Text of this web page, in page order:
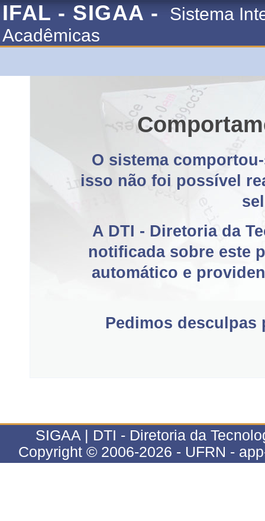
IFAL - SIGAA -
Sistema
Acadêmicas
O sistema
isso não foi possível
A DTI - Diretoria da
notificada sobre este
automático e
Pedimos
SIGAA | DTI - Diretoria da
Copyright © 2006-2026 - UFRN -